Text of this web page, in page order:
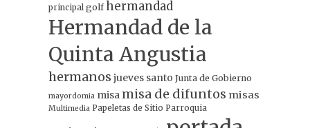
principal golf hermandad
Hermandad de la
Quinta Angustia
hermanos jueves santo Junta de Gobierno
mayordomia misamisa de difuntos misas
Multimedia Papeletas de Sitio Parroquia